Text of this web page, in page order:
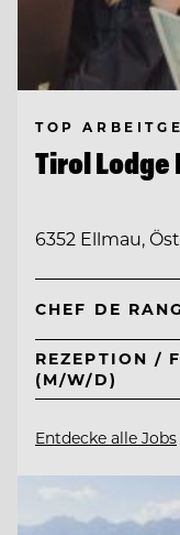
TOP
Tirol Lodge
6352 Ellmau,
CHEF DE RANG
REZEPTION /
(M/W/D)
Entdecke alle Jobs